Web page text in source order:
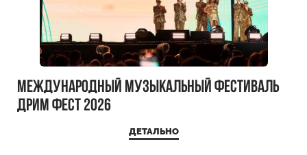
Международный музыкальный фестиваль
ДРИМ ФЕСТ 2026
ДЕТАЛЬНО